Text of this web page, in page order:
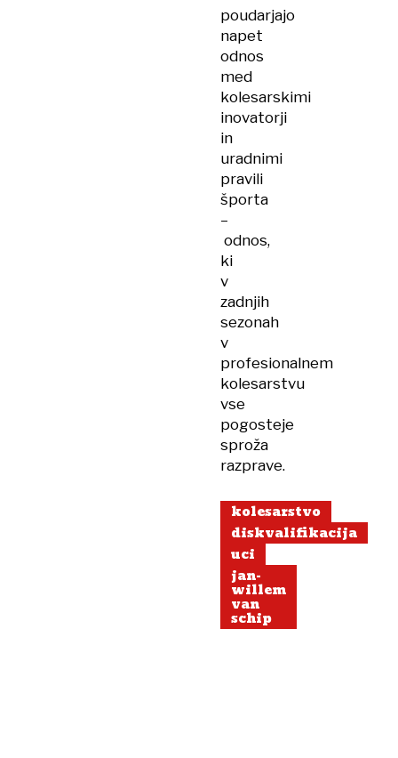
poudarjajo
napet
odnos
med
kolesarskimi
inovatorji
in
uradnimi
pravili
športa
–
odnos,
ki
v
zadnjih
sezonah
v
profesionalnem
kolesarstvu
vse
pogosteje
sproža
razprave.
kolesarstvo
diskvalifikacija
uci
jan-
willem
van
schip